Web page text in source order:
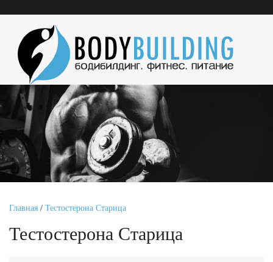
Главная / Тестостерона Старица
Тестостерона Старица